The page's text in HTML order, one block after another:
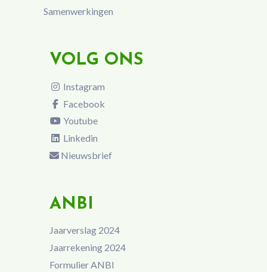
Samenwerkingen
VOLG ONS
Instagram
Facebook
Youtube
Linkedin
Nieuwsbrief
ANBI
Jaarverslag 2024
Jaarrekening 2024
Formulier ANBI